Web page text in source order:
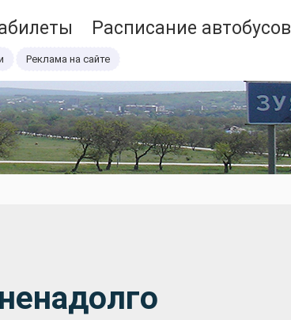
Расписание автобусов
Реклама на сайте